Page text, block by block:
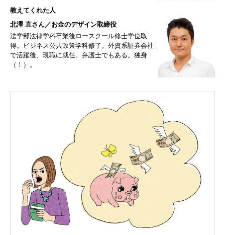
教えてくれた人
北澤 直さん／お金のデザイン取締役
法学部法律学科卒業後ロースクール修士学位取
得。ビジネス公共政策学科修了。外資系証券会社
で活躍後、現職に就任。弁護士でもある。独身
（！）。